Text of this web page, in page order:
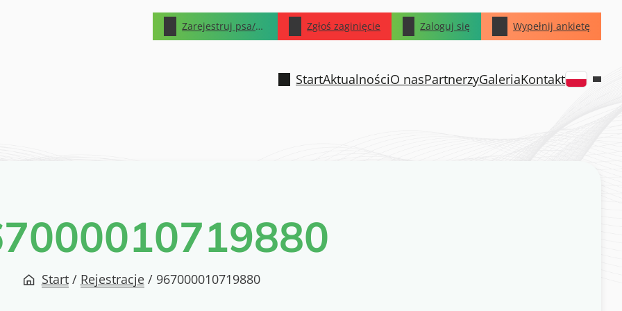
Zarejestruj psa/kota Zgłoś zaginięcie Zaloguj się Wypełnij ankietę
StartAktualnościO nasPartnerzyGaleriaKontakt
Start / Rejestracje / 967000010719880